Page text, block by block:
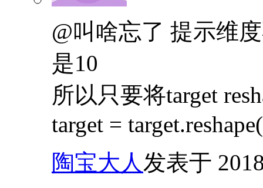
@叫啥忘了 提示维
是10
所以只要将target
target =
陶宝大人发表于